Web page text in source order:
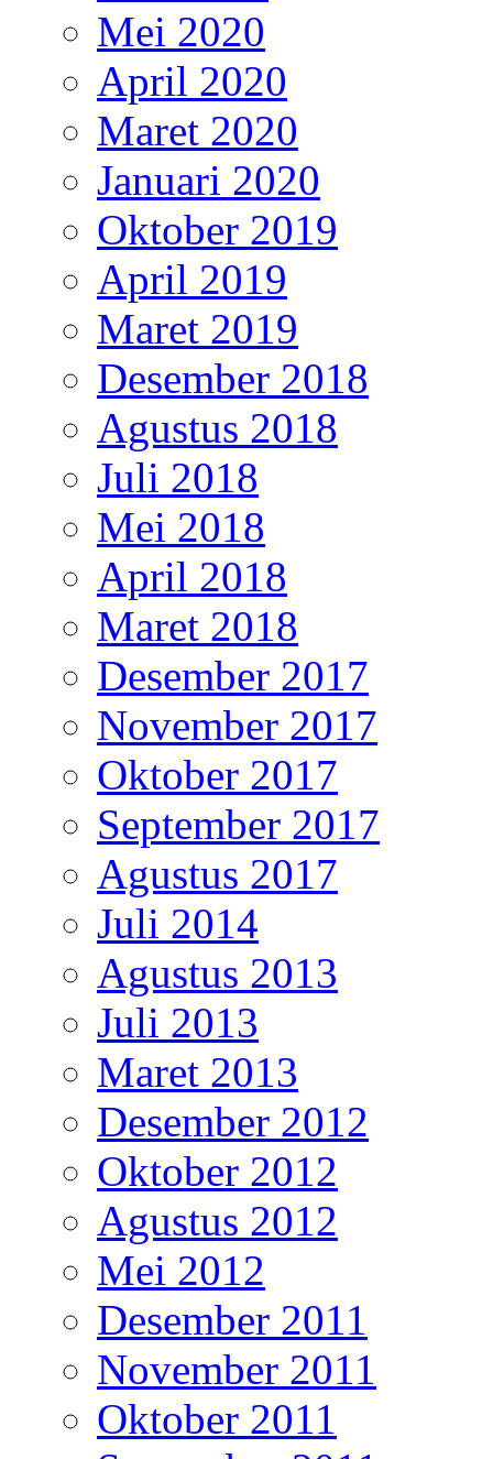
Mei 2020
April 2020
Maret 2020
Januari 2020
Oktober 2019
April 2019
Maret 2019
Desember 2018
Agustus 2018
Juli 2018
Mei 2018
April 2018
Maret 2018
Desember 2017
November 2017
Oktober 2017
September 2017
Agustus 2017
Juli 2014
Agustus 2013
Juli 2013
Maret 2013
Desember 2012
Oktober 2012
Agustus 2012
Mei 2012
Desember 2011
November 2011
Oktober 2011